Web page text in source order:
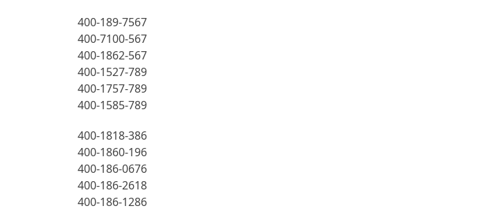
400-189-7567
400-7100-567
400-1862-567
400-1527-789
400-1757-789
400-1585-789
400-1818-386
400-1860-196
400-186-0676
400-186-2618
400-186-1286